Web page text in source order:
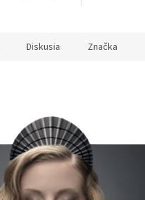
Diskusia Značka